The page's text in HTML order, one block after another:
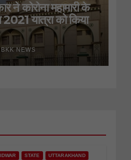
ने कोरोना महामारी के
यात्रा को किया
BKK NEWS
STATE UTTARAKHAND